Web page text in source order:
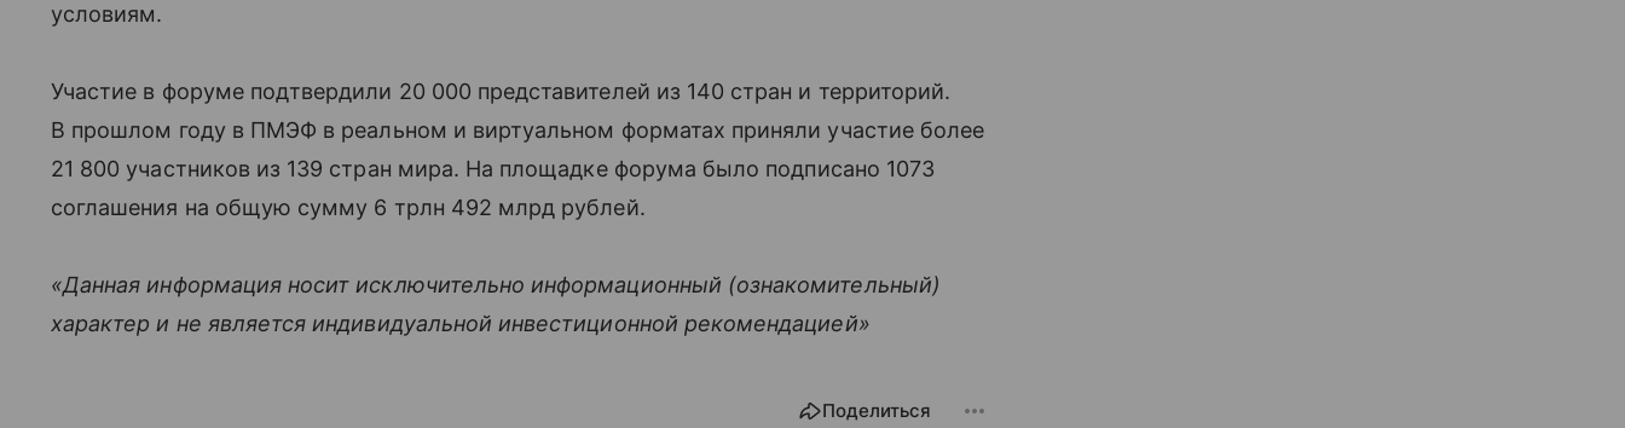
условиям.
Участие в форуме подтвердили 20 000 представителей из 140 стран и территорий.
В прошлом году в ПМЭФ в реальном и виртуальном форматах приняли участие более
21 800 участников из 139 стран мира. На площадке форума было подписано 1073
соглашения на общую сумму 6 трлн 492 млрд рублей.
«Данная информация носит исключительно информационный (ознакомительный)
характер и не является индивидуальной инвестиционной рекомендацией»
Поделиться